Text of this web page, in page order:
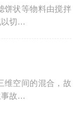
饼状等物料由搅拌
切…
维空间的混合，故
故…